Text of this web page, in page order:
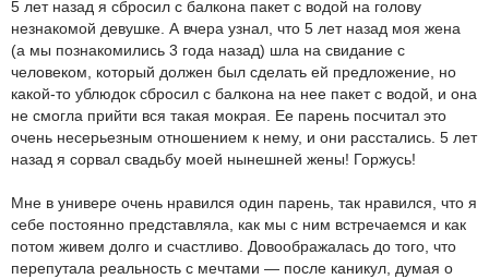
5 лет назад я сбросил с балкона пакет с водой на голову
незнакомой девушке. А вчера узнал, что 5 лет назад моя жена
(а мы познакомились 3 года назад) шла на свидание с
человеком, который должен был сделать ей предложение, но
какой-то ублюдок сбросил с балкона на нее пакет с водой, и она
не смогла прийти вся такая мокрая. Ее парень посчитал это
очень несерьезным отношением к нему, и они расстались. 5 лет
назад я сорвал свадьбу моей нынешней жены! Горжусь!
Мне в универе очень нравился один парень, так нравился, что я
себе постоянно представляла, как мы с ним встречаемся и как
потом живем долго и счастливо. Довоображалась до того, что
перепутала реальность с мечтами — после каникул, думая о